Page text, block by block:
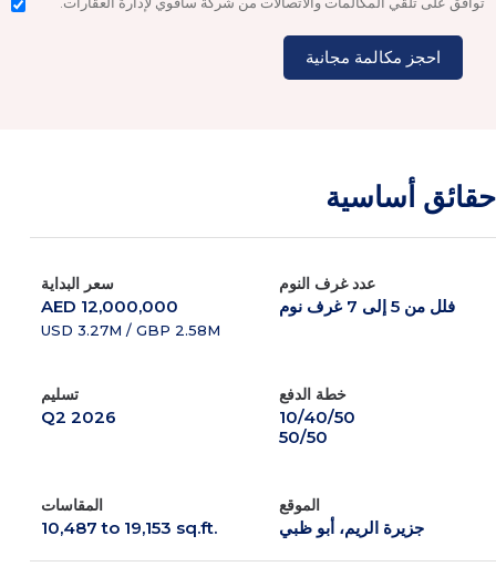
حقائق أساسية
سعر البداية
AED 12,000,000
USD 3.27M / GBP 2.58M
عدد غرف النوم
فلل من 5 إلى 7 غرف نوم
تسليم
Q2 2026
خطة الدفع
10/40/50
50/50
المقاسات
10,487 to 19,153 sq.ft.
الموقع
جزيرة الريم، أبو ظبي